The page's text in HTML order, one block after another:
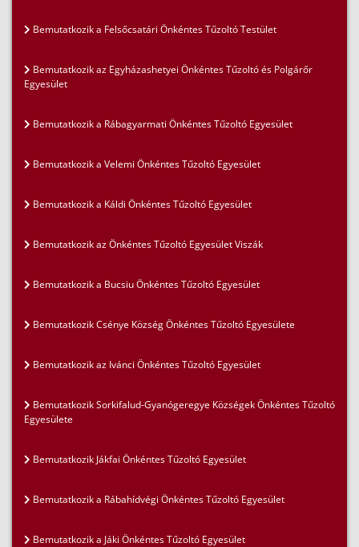
Bemutatkozik a Felsőcsatári Önkéntes Tűzoltó Testület
Bemutatkozik az Egyházashetyei Önkéntes Tűzoltó és Polgárőr
Egyesület
Bemutatkozik a Rábagyarmati Önkéntes Tűzoltó Egyesület
Bemutatkozik a Velemi Önkéntes Tűzoltó Egyesület
Bemutatkozik a Káldi Önkéntes Tűzoltó Egyesület
Bemutatkozik az Önkéntes Tűzoltó Egyesület Viszák
Bemutatkozik a Bucsiu Önkéntes Tűzoltó Egyesület
Bemutatkozik Csénye Község Önkéntes Tűzoltó Egyesülete
Bemutatkozik az Ivánci Önkéntes Tűzoltó Egyesület
Bemutatkozik Sorkifalud-Gyanógeregye Községek Önkéntes Tűzoltó
Egyesülete
Bemutatkozik Jákfai Önkéntes Tűzoltó Egyesület
Bemutatkozik a Rábahídvégi Önkéntes Tűzoltó Egyesület
Bemutatkozik a Jáki Önkéntes Tűzoltó Egyesület